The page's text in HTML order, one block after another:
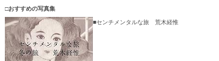
□おすすめの写真集
■センチメンタルな旅 荒木経惟